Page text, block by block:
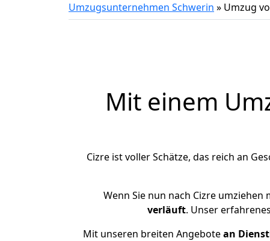
Umzugsunternehmen Schwerin » Umzug
Mit einem
Cizre ist voller Schätze, das reich an
Wenn Sie nun nach Cizre
verläuft. Unser
Mit unseren breiten Angebotean